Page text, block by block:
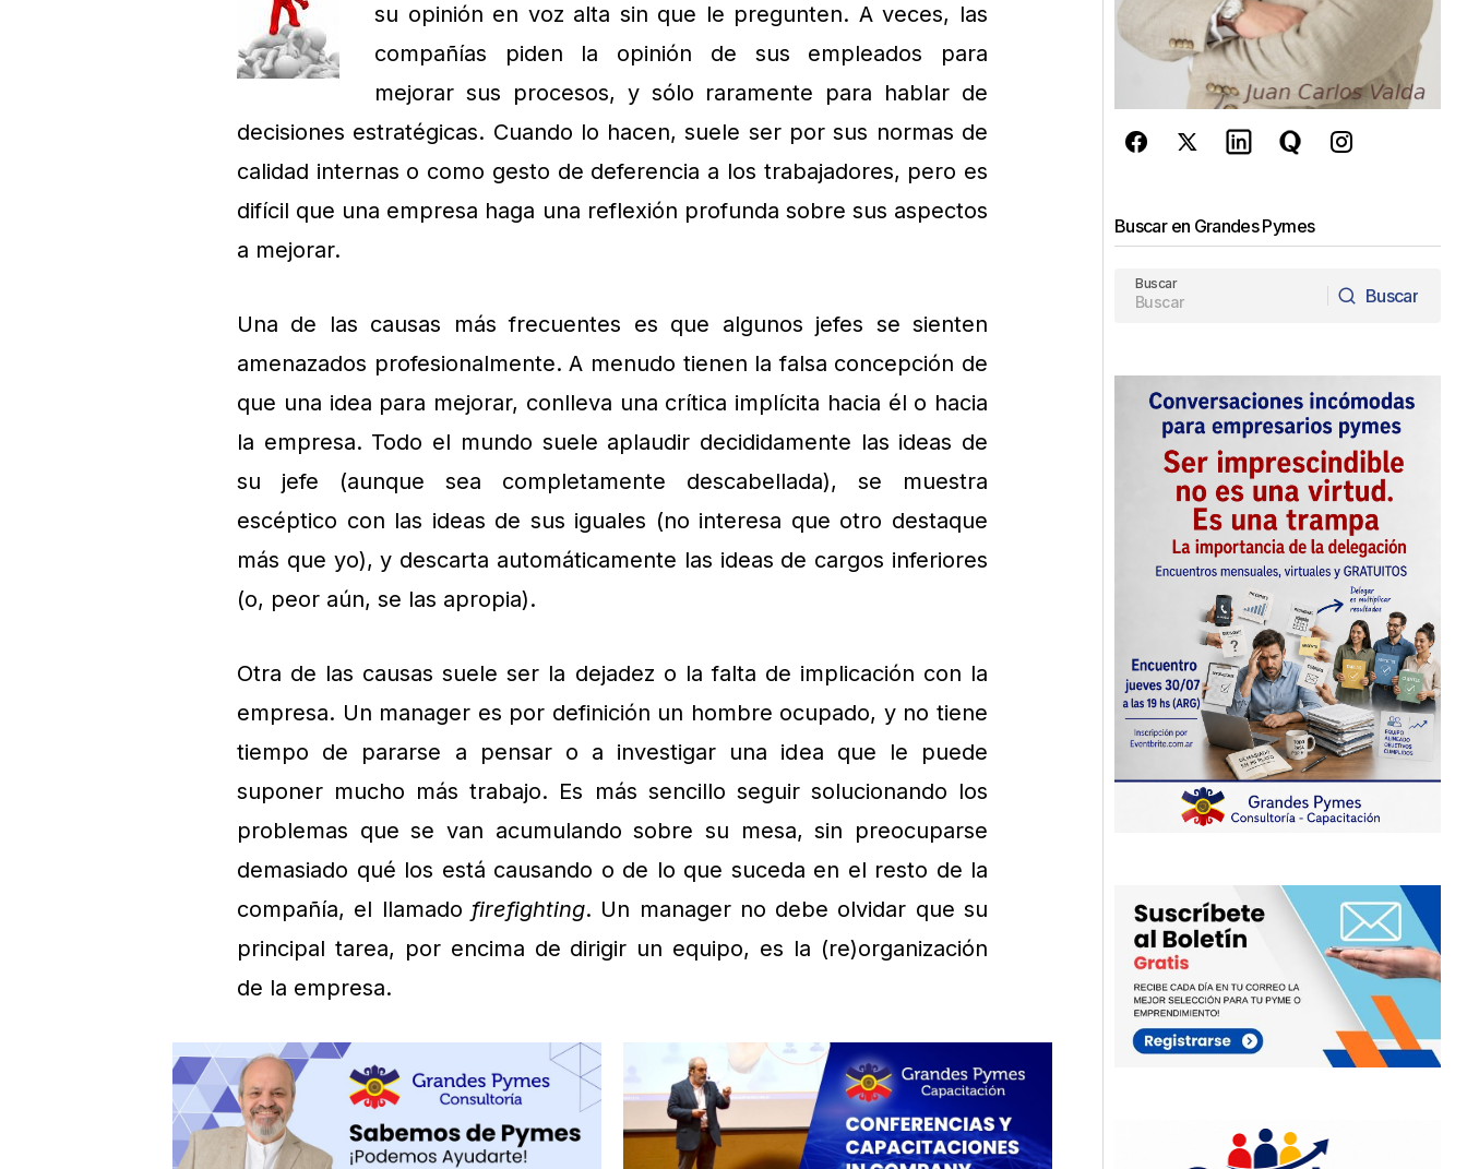
su opinión en voz alta sin que le pregunten. A veces, las
compañías piden la opinión de sus empleados para
mejorar sus procesos, y sólo raramente para hablar de
decisiones estratégicas. Cuando lo hacen, suele ser por sus normas de
calidad internas o como gesto de deferencia a los trabajadores, pero es
difícil que una empresa haga una reflexión profunda sobre sus aspectos
a mejorar.
Una de las causas más frecuentes es que algunos jefes se sienten
amenazados profesionalmente. A menudo tienen la falsa concepción de
que una idea para mejorar, conlleva una crítica implícita hacia él o hacia
la empresa. Todo el mundo suele aplaudir decididamente las ideas de
su jefe (aunque sea completamente descabellada), se muestra
escéptico con las ideas de sus iguales (no interesa que otro destaque
más que yo), y descarta automáticamente las ideas de cargos inferiores
(o, peor aún, se las apropia).
Otra de las causas suele ser la dejadez o la falta de implicación con la
empresa. Un manager es por definición un hombre ocupado, y no tiene
tiempo de pararse a pensar o a investigar una idea que le puede
suponer mucho más trabajo. Es más sencillo seguir solucionando los
problemas que se van acumulando sobre su mesa, sin preocuparse
demasiado qué los está causando o de lo que suceda en el resto de la
compañía, el llamado firefighting. Un manager no debe olvidar que su
principal tarea, por encima de dirigir un equipo, es la (re)organización
de la empresa.
Buscar en Grandes Pymes
Buscar
Buscar